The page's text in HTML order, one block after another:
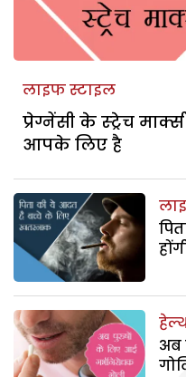
लाइफ स्टाइल
प्रेग्नेंसी के स्ट्रेच
आपके लिए है
अब